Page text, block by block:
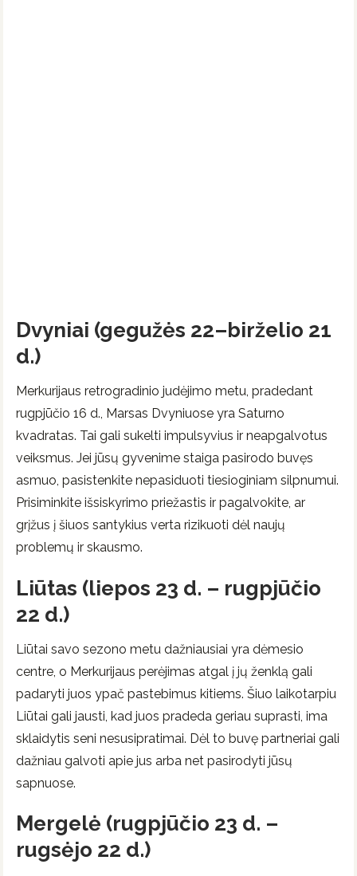
Dvyniai (gegužės 22–birželio 21
d.)
Merkurijaus retrogradinio judėjimo metu, pradedant
rugpjūčio 16 d., Marsas Dvyniuose yra Saturno
kvadratas. Tai gali sukelti impulsyvius ir neapgalvotus
veiksmus. Jei jūsų gyvenime staiga pasirodo buvęs
asmuo, pasistenkite nepasiduoti tiesioginiam silpnumui.
Prisiminkite išsiskyrimo priežastis ir pagalvokite, ar
grįžus į šiuos santykius verta rizikuoti dėl naujų
problemų ir skausmo.
Liūtas (liepos 23 d. – rugpjūčio
22 d.)
Liūtai savo sezono metu dažniausiai yra dėmesio
centre, o Merkurijaus perėjimas atgal į jų ženklą gali
padaryti juos ypač pastebimus kitiems. Šiuo laikotarpiu
Liūtai gali jausti, kad juos pradeda geriau suprasti, ima
sklaidytis seni nesusipratimai. Dėl to buvę partneriai gali
dažniau galvoti apie jus arba net pasirodyti jūsų
sapnuose.
Mergelė (rugpjūčio 23 d. –
rugsėjo 22 d.)